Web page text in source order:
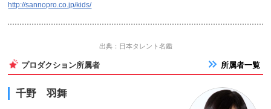
http://sannopro.co.jp/kids/
出典：日本タレント名鑑
プロダクション所属者 所属者一覧
千野 羽舞